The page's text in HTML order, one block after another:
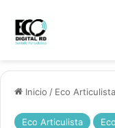
Inicio / Eco Articulista
Eco Articulista